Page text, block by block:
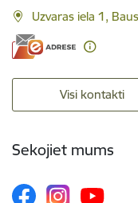
Uzvaras iela 1,
Visi kontakti
Sekojiet mums